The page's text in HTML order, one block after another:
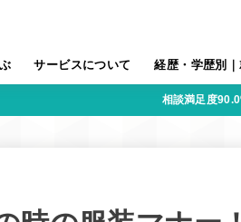
サービスについて 経歴・学歴別
相談満足度